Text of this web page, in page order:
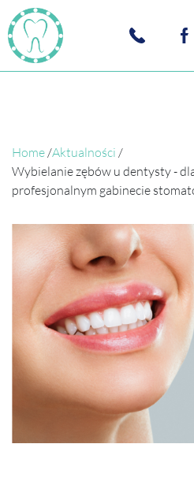
Home/Aktualności /
Wybielanie zębów u dentysty -
profesjonalnym gabinecie